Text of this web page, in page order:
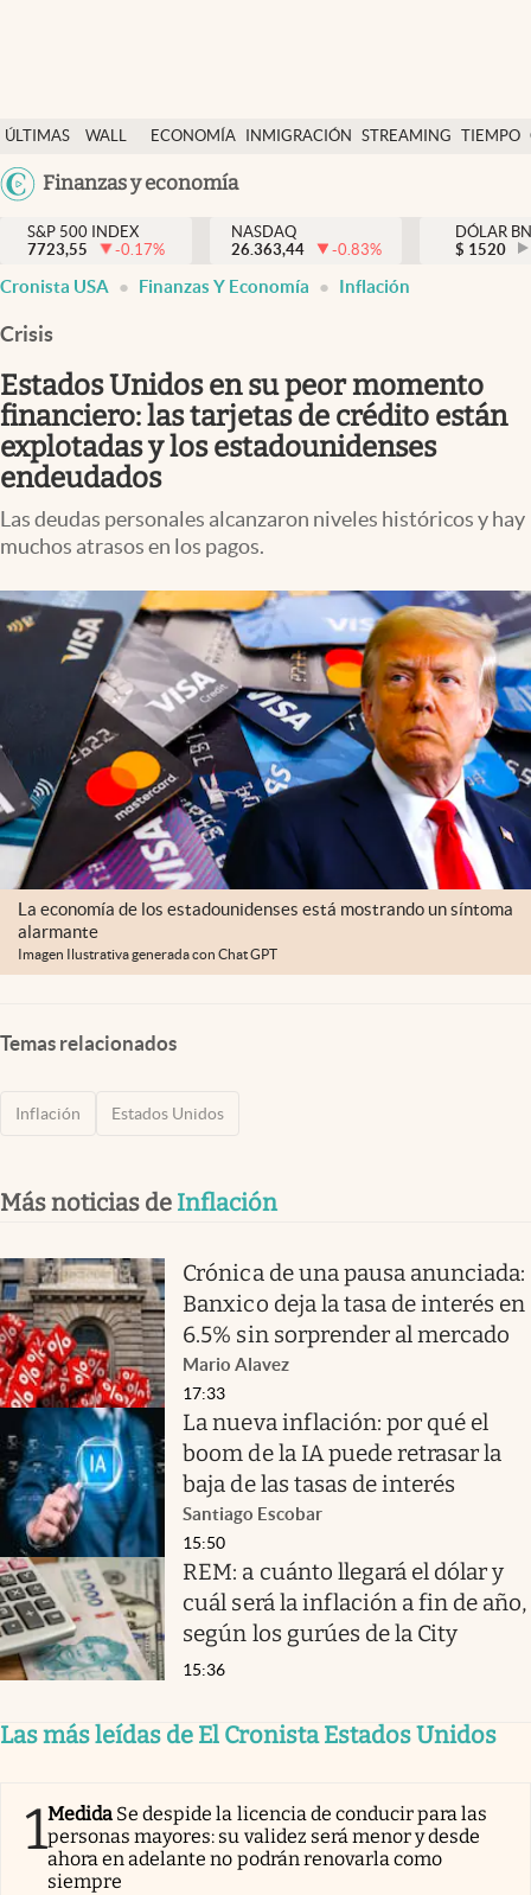
ÚLTIMAS
NOTICIAS
WALL
DÓLAR
ECONOMÍA INMIGRACIÓN STREAMING TIEMPO
México
Finanzas y economía
Finanzas y economía
Wall Street y dólar
Inmigración
Espiritual
Streaming
Lifestyle
USA
S&P 500 INDEX
7723,55
-0.17%
NASDAQ
26.363,44
-0.83%
DÓLAR
$ 1520
Cronista USA Finanzas Y Economía Inflación
Crisis
Estados Unidos en su peor momento
financiero: las tarjetas de crédito están
explotadas y los estadounidenses
endeudados
Las deudas personales alcanzaron niveles históricos y hay
muchos atrasos en los pagos.
La economía de los estadounidenses está mostrando un síntoma
alarmante
Imagen Ilustrativa generada con Chat GPT
Temas relacionados
Inflación Estados Unidos
Más noticias de Inflación
Crónica de una pausa anunciada:
Banxico deja la tasa de interés en
6.5% sin sorprender al mercado
Mario Alavez
17:33
La nueva inflación: por qué el
boom de la IA puede retrasar la
baja de las tasas de interés
Santiago Escobar
15:50
REM: a cuánto llegará el dólar y
cuál será la inflación a fin de año,
según los gurúes de la City
15:36
Las más leídas de El Cronista Estados Unidos
1Medida Se despide la licencia de conducir para las
personas mayores: su validez será menor y desde
ahora en adelante no podrán renovarla como
siempre